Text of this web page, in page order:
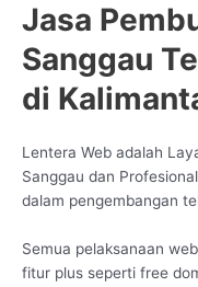
Jasa
Sanggau
di
Lentera Web adalah
Sanggau dan
dalam pengembangan
Semua pelaksanaan
fitur plus seperti free